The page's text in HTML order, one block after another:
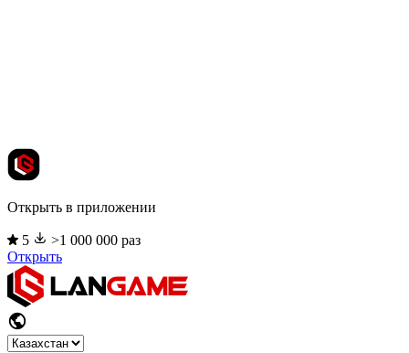
Открыть в приложении
5
>1 000 000 раз
Открыть